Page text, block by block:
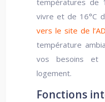
températures de
vivre et de 16°C
vers le site de
température
vos besoins et
logement.
Fonctions